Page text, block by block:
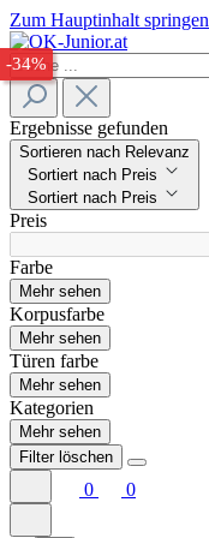
Zum Hauptinhalt springen
Ergebnisse gefunden
Sortieren nach Relevanz
Sortiert nach Preis
Sortiert nach Preis
Preis
Farbe
Mehr sehen
Korpusfarbe
Mehr sehen
Türen farbe
Mehr sehen
Kategorien
Mehr sehen
Filter löschen
0 0
-33%
-34%